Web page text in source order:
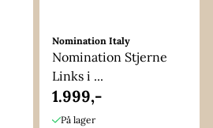
Nomination Italy
Nomination Stjerne
Links i ...
1.999,-
På lager